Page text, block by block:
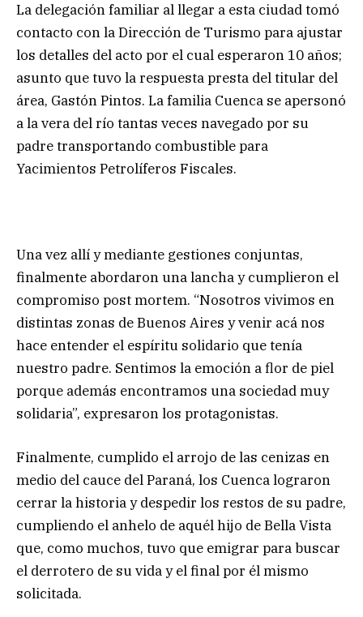
La delegación familiar al llegar a esta ciudad tomó
contacto con la Dirección de Turismo para ajustar
los detalles del acto por el cual esperaron 10 años;
asunto que tuvo la respuesta presta del titular del
área, Gastón Pintos. La familia Cuenca se apersonó
a la vera del río tantas veces navegado por su
padre transportando combustible para
Yacimientos Petrolíferos Fiscales.
Una vez allí y mediante gestiones conjuntas,
finalmente abordaron una lancha y cumplieron el
compromiso post mortem. “Nosotros vivimos en
distintas zonas de Buenos Aires y venir acá nos
hace entender el espíritu solidario que tenía
nuestro padre. Sentimos la emoción a flor de piel
porque además encontramos una sociedad muy
solidaria”, expresaron los protagonistas.
Finalmente, cumplido el arrojo de las cenizas en
medio del cauce del Paraná, los Cuenca lograron
cerrar la historia y despedir los restos de su padre,
cumpliendo el anhelo de aquél hijo de Bella Vista
que, como muchos, tuvo que emigrar para buscar
el derrotero de su vida y el final por él mismo
solicitada.